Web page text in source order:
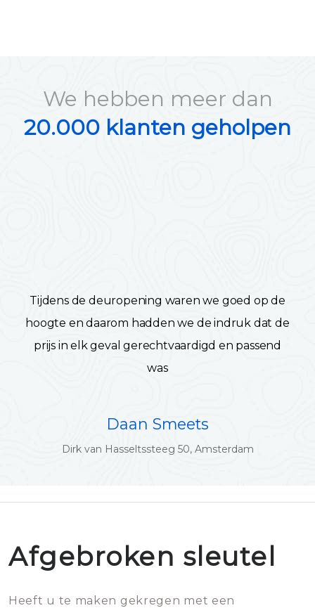
We hebben meer dan
20.000 klanten geholpen
Tijdens de deuropening waren we goed op de
hoogte en daarom hadden we de indruk dat de
prijs in elk geval gerechtvaardigd en passend
was
Daan Smeets
Dirk van Hasseltssteeg 50, Amsterdam
Afgebroken sleutel
Heeft u te maken gekregen met een